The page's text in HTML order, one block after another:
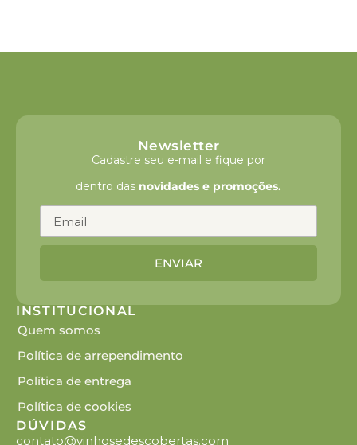
Newsletter
Cadastre seu e-mail e fique por
dentro das novidades e promoções.
ENVIAR
INSTITUCIONAL
Quem somos
Política de arrependimento
Política de entrega
Política de cookies
DÚVIDAS
contato@vinhosedescobertas.com